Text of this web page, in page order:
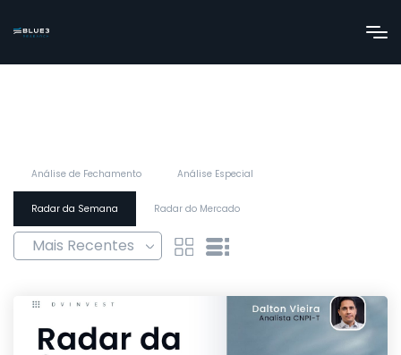
Análise de Fechamento Análise Especial
Radar da Semana Radar do Mercado